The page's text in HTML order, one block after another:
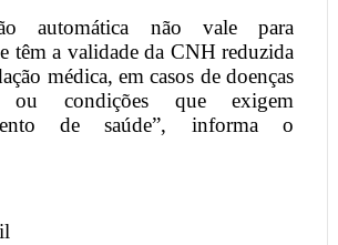
automática não vale para
têm a validade da CNH reduzida
médica, em casos de doenças
ou condições que exigem
de saúde”, informa o